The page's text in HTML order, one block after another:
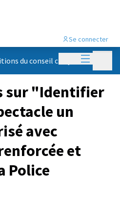
Menu
Se connecter
du conseil citoyen
sur "Identifier
un
avec
et
Police